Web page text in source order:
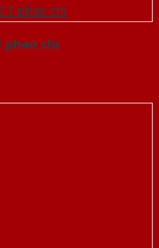
phao chi